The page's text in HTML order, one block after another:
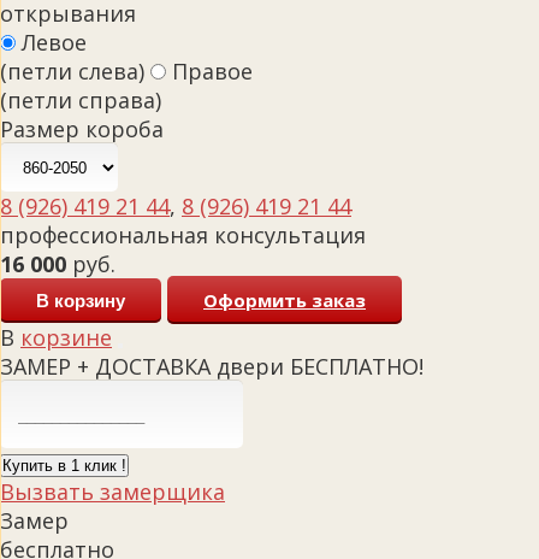
открывания
Левое
(петли слева)
Правое
(петли справа)
Размер короба
8 (926) 419 21 44, 8 (926) 419 21 44
профессиональная консультация
16 000 руб.
В корзину Оформить заказ
В корзине
ЗАМЕР + ДОСТАВКА двери БЕСПЛАТНО!
Купить в 1 клик !
Вызвать замерщика
Замер
бесплатно